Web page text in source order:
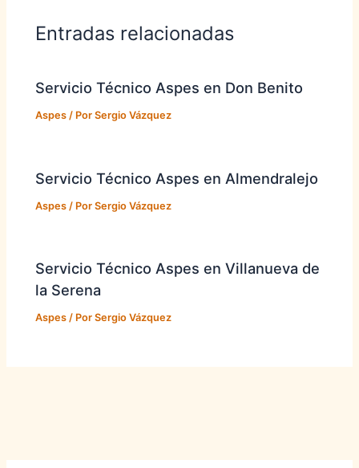
Entradas relacionadas
Servicio Técnico Aspes en Don Benito
Aspes / PorSergio Vázquez
Servicio Técnico Aspes en Almendralejo
Aspes / PorSergio Vázquez
Servicio Técnico Aspes en Villanueva de
la Serena
Aspes / PorSergio Vázquez